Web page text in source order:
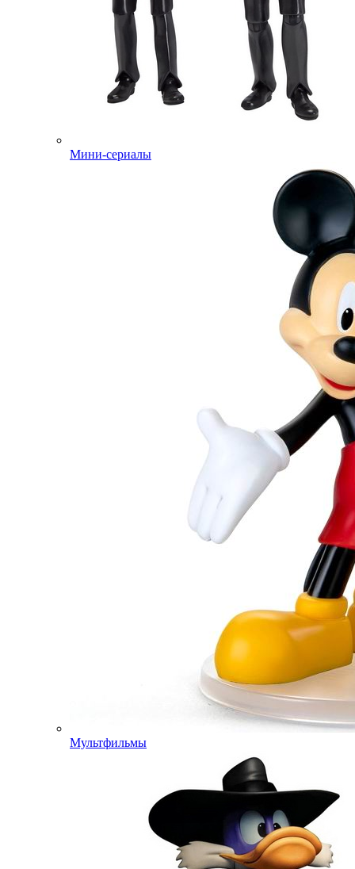
Мини-сериалы
Мультфильмы